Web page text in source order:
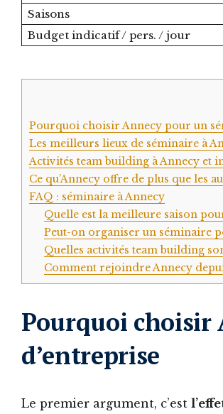
Saisons
Budget indicatif / pers. / jour
Pourquoi choisir Annecy pour un
Les meilleurs lieux de séminaire à
Activités team building à Annecy et
Ce qu’Annecy offre de plus que les
FAQ : séminaire à Annecy
Quelle est la meilleure saison
Peut-on organiser un séminaire
Quelles activités team building
Comment rejoindre Annecy
Pourquoi choisir
d’entreprise
Le premier argument, c’est